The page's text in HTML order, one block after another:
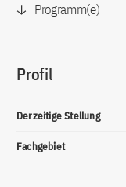
Programm(e)
Profil
Derzeitige Stellung
Fachgebiet